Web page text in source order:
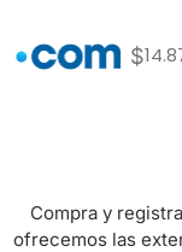
$
Compra y
ofrecemos las